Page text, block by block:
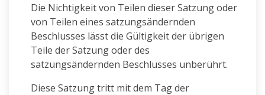
Die Nichtigkeit von Teilen dieser Satzung oder
von Teilen eines satzungsändernden
Beschlusses lässt die Gültigkeit der übrigen
Teile der Satzung oder des
satzungsändernden Beschlusses unberührt.
Diese Satzung tritt mit dem Tag der